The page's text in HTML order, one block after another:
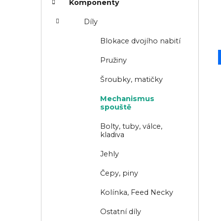
Komponenty
Díly
Blokace dvojího nabití
Pružiny
Šroubky, matičky
Mechanismus
spouště
Bolty, tuby, válce,
kladiva
Jehly
Čepy, piny
Kolínka, Feed Necky
Ostatní díly